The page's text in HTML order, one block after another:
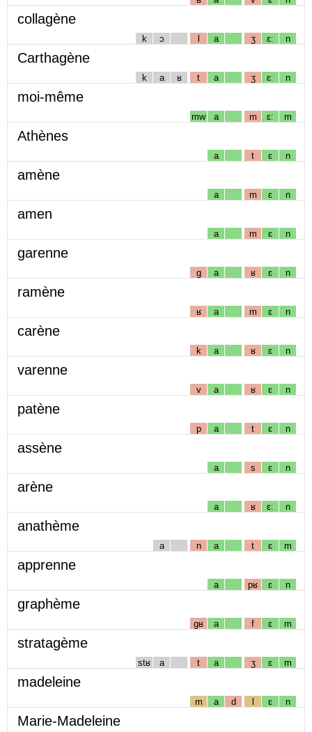
collagène
k ɔ l a ʒ ɛː n
Carthagène
k a ʁ t a ʒ ɛː n
moi-même
mw a m ɛː m
Athènes
a t ɛ n
amène
a m ɛ n
amen
a m ɛ n
garenne
g a ʁ ɛ n
ramène
ʁ a m ɛ n
carène
k a ʁ ɛ n
varenne
v a ʁ ɛ n
patène
p a t ɛ n
assène
a s ɛ n
arène
a ʁ ɛː n
anathème
a n a t ɛ m
apprenne
a pʁ ɛ n
graphème
gʁ a f ɛ m
stratagème
stʁ a t a ʒ ɛ m
madeleine
m a d l ɛ n
Marie-Madeleine